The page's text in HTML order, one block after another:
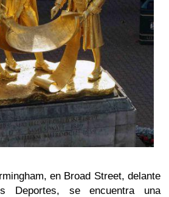
en Broad Street, delante
se encuentra una